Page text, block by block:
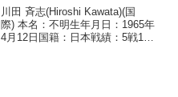
川田 斉志(Hiroshi Kawata)(国
際) 本名：不明生年月日：1965年
4月12日国籍：日本戦績：5戦1勝